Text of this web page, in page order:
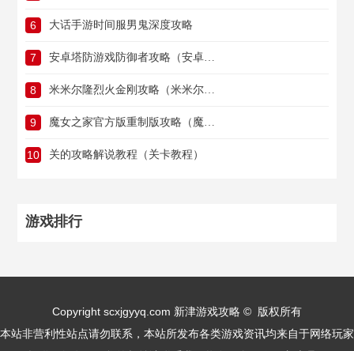
6 大话手游时间服男鬼深度攻略
7 安卓塔防游戏防御者攻略（安卓塔防游戏防御者攻略视频）
8 米米尔隆烈火金刚攻略（米米尔隆灭火攻略）
9 魔女之家官方版重制版攻略（魔女之家官方版重制版攻略图）
10 关的攻略解说教程（关卡教程）
游戏排行
Copyright scxjgyyq.com 新津游戏攻略 © 版权所有
本站非营利性站点请勿联系，本站所发布各类游戏资讯均来自于网络玩家